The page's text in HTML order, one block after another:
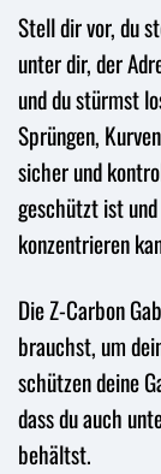
Stell dir vor, du
unter dir, der
und du stürmst
Sprüngen,
sicher und
geschützt ist
konzentrieren
Die Z-Carbon
brauchst, um
schützen deine
dass du auch
behältst.